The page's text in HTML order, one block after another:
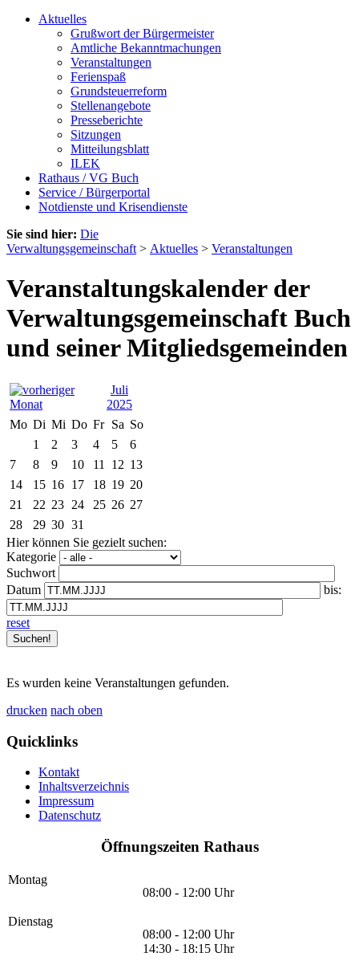
Aktuelles
Grußwort der Bürgermeister
Amtliche Bekanntmachungen
Veranstaltungen
Ferienspaß
Grundsteuerreform
Stellenangebote
Presseberichte
Sitzungen
Mitteilungsblatt
ILEK
Rathaus / VG Buch
Service / Bürgerportal
Notdienste und Krisendienste
Sie sind hier: Die
Verwaltungsgemeinschaft > Aktuelles > Veranstaltungen
Veranstaltungskalender der
Verwaltungsgemeinschaft Buch
und seiner Mitgliedsgemeinden
Juli
2025
Mo Di Mi Do Fr Sa So
1
2 3 4 5
6
7
8 9 10 11 12 13
14
15 16 17 18 19 20
21
22 23 24 25 26 27
28
29 30 31
Hier können Sie gezielt suchen:
Kategorie
Suchwort
Datum
bis:
reset
Es wurden keine Veranstaltungen gefunden.
drucken nach oben
Quicklinks
Kontakt
Inhaltsverzeichnis
Impressum
Datenschutz
Öffnungszeiten Rathaus
Montag
08:00 - 12:00 Uhr
Dienstag
08:00 - 12:00 Uhr
14:30 - 18:15 Uhr